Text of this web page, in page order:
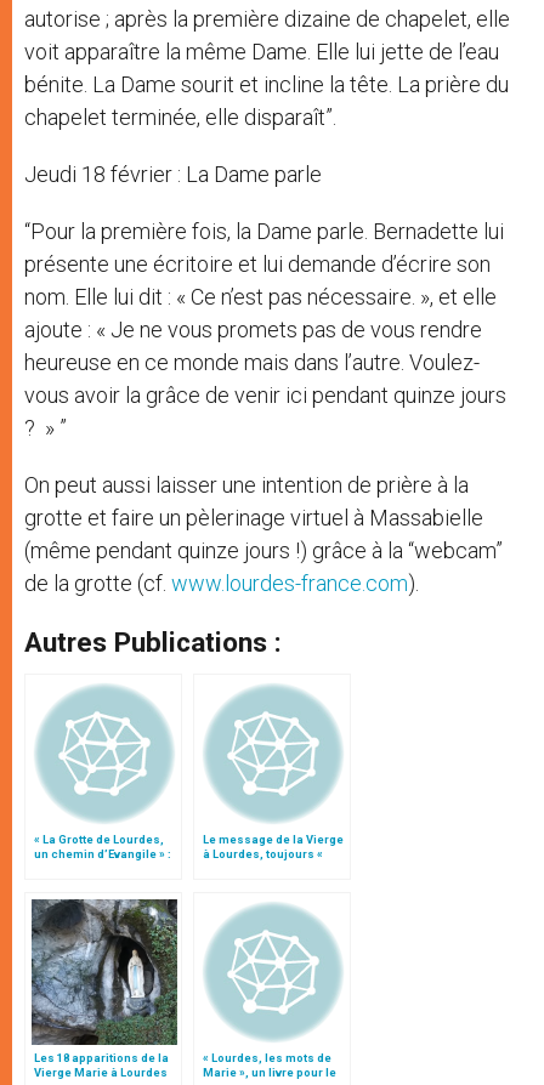
autorise ; après la première dizaine de chapelet, elle
voit apparaître la même Dame. Elle lui jette de l’eau
bénite. La Dame sourit et incline la tête. La prière du
chapelet terminée, elle disparaît”.
Jeudi 18 février : La Dame parle
“Pour la première fois, la Dame parle. Bernadette lui
présente une écritoire et lui demande d’écrire son
nom. Elle lui dit : « Ce n’est pas nécessaire. », et elle
ajoute : « Je ne vous promets pas de vous rendre
heureuse en ce monde mais dans l’autre. Voulez-
vous avoir la grâce de venir ici pendant quinze jours
? » ”
On peut aussi laisser une intention de prière à la
grotte et faire un pèlerinage virtuel à Massabielle
(même pendant quinze jours !) grâce à la “webcam”
de la grotte (cf. www.lourdes-france.com).
Autres Publications :
« La Grotte de Lourdes,
un chemin d’Evangile » :
Le message de la Vierge
à Lourdes, toujours «
Les 18 apparitions de la
Vierge Marie à Lourdes
« Lourdes, les mots de
Marie », un livre pour le